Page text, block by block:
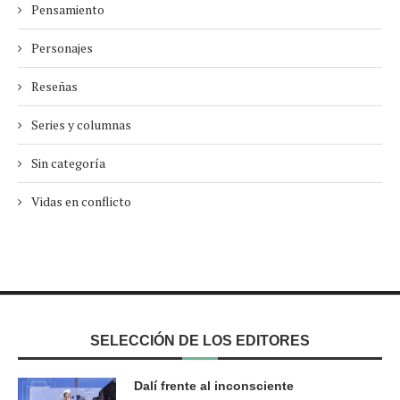
Pensamiento
Personajes
Reseñas
Series y columnas
Sin categoría
Vidas en conflicto
SELECCIÓN DE LOS EDITORES
Dalí frente al inconsciente